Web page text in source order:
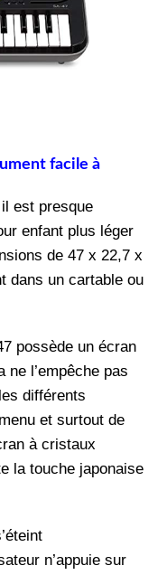
facile à
est presque
enfant plus léger
de 47 x 22,7 x
dans un cartable ou
possède un écran
ne l’empêche pas
différents
et surtout de
à cristaux
la touche japonaise
n’appuie sur